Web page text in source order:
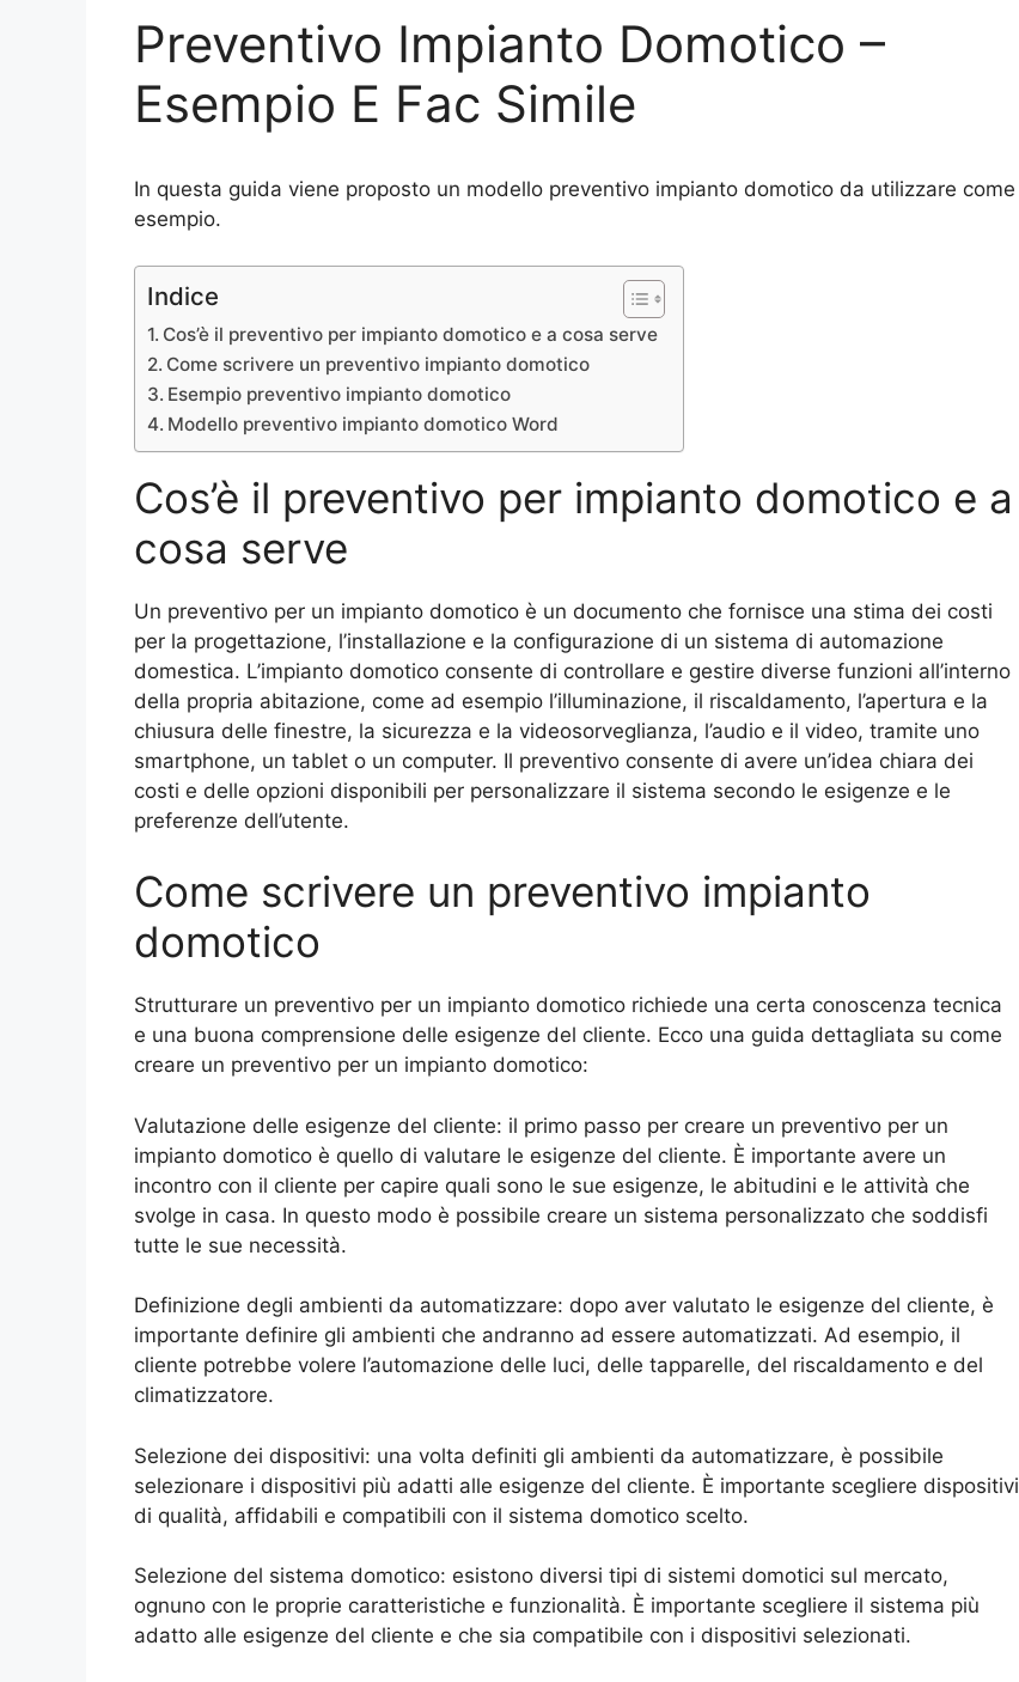
Preventivo Impianto Domotico –
Esempio E Fac Simile
In questa guida viene proposto un modello preventivo impianto domotico da utilizzare come
esempio.
Indice
Cos’è il preventivo per impianto domotico e a cosa serve
Come scrivere un preventivo impianto domotico
Esempio preventivo impianto domotico
Modello preventivo impianto domotico Word
Cos’è il preventivo per impianto domotico e a
cosa serve
Un preventivo per un impianto domotico è un documento che fornisce una stima dei costi
per la progettazione, l’installazione e la configurazione di un sistema di automazione
domestica. L’impianto domotico consente di controllare e gestire diverse funzioni all’interno
della propria abitazione, come ad esempio l’illuminazione, il riscaldamento, l’apertura e la
chiusura delle finestre, la sicurezza e la videosorveglianza, l’audio e il video, tramite uno
smartphone, un tablet o un computer. Il preventivo consente di avere un’idea chiara dei
costi e delle opzioni disponibili per personalizzare il sistema secondo le esigenze e le
preferenze dell’utente.
Come scrivere un preventivo impianto
domotico
Strutturare un preventivo per un impianto domotico richiede una certa conoscenza tecnica
e una buona comprensione delle esigenze del cliente. Ecco una guida dettagliata su come
creare un preventivo per un impianto domotico:
Valutazione delle esigenze del cliente: il primo passo per creare un preventivo per un
impianto domotico è quello di valutare le esigenze del cliente. È importante avere un
incontro con il cliente per capire quali sono le sue esigenze, le abitudini e le attività che
svolge in casa. In questo modo è possibile creare un sistema personalizzato che soddisfi
tutte le sue necessità.
Definizione degli ambienti da automatizzare: dopo aver valutato le esigenze del cliente, è
importante definire gli ambienti che andranno ad essere automatizzati. Ad esempio, il
cliente potrebbe volere l’automazione delle luci, delle tapparelle, del riscaldamento e del
climatizzatore.
Selezione dei dispositivi: una volta definiti gli ambienti da automatizzare, è possibile
selezionare i dispositivi più adatti alle esigenze del cliente. È importante scegliere dispositivi
di qualità, affidabili e compatibili con il sistema domotico scelto.
Selezione del sistema domotico: esistono diversi tipi di sistemi domotici sul mercato,
ognuno con le proprie caratteristiche e funzionalità. È importante scegliere il sistema più
adatto alle esigenze del cliente e che sia compatibile con i dispositivi selezionati.